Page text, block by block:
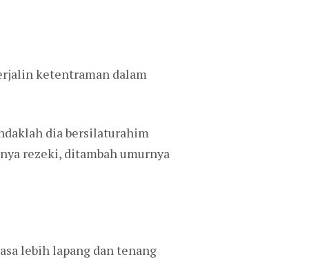
ketentraman dalam
dia bersilaturahim
rezeki, ditambah umurnya
lebih lapang dan tenang